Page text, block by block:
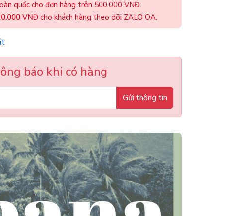
quốc cho đơn hàng trên 500.000 VNĐ.
VNĐ cho khách hàng theo dõi ZALO OA.
báo khi có hàng
Gửi thông tin